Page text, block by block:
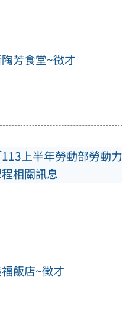
陶芳食堂~徵才
113上半年勞動部勞動力
相關訊息
福飯店~徵才